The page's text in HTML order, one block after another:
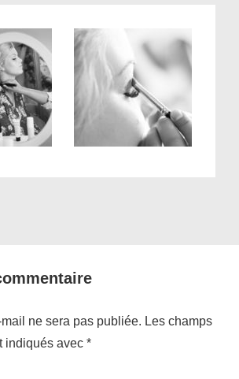
ne sera pas publiée. Les champs
indiqués avec *